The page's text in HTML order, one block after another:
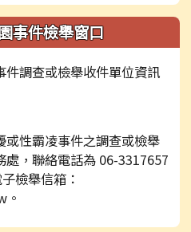
事件檢舉窗口
性霸凌事件之調查或檢舉
處，聯絡電話為 06-3317657
檢舉信箱：